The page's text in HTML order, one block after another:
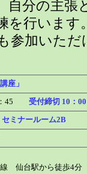
自分の主張
を行います
参加いた
座」
：45 受付締切 10：00
ミナールーム2B
線 仙台駅から徒歩4分